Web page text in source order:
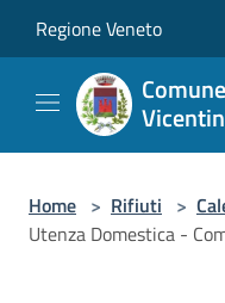
Regione Veneto
Home > Rifiuti >
Utenza Domestica -